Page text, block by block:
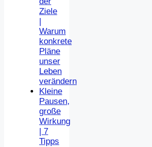
Ziele
Warum
konkrete
Pläne
unser
Leben
verändern
Kleine
Pausen,
große
Wirkung
| 7
Tipps